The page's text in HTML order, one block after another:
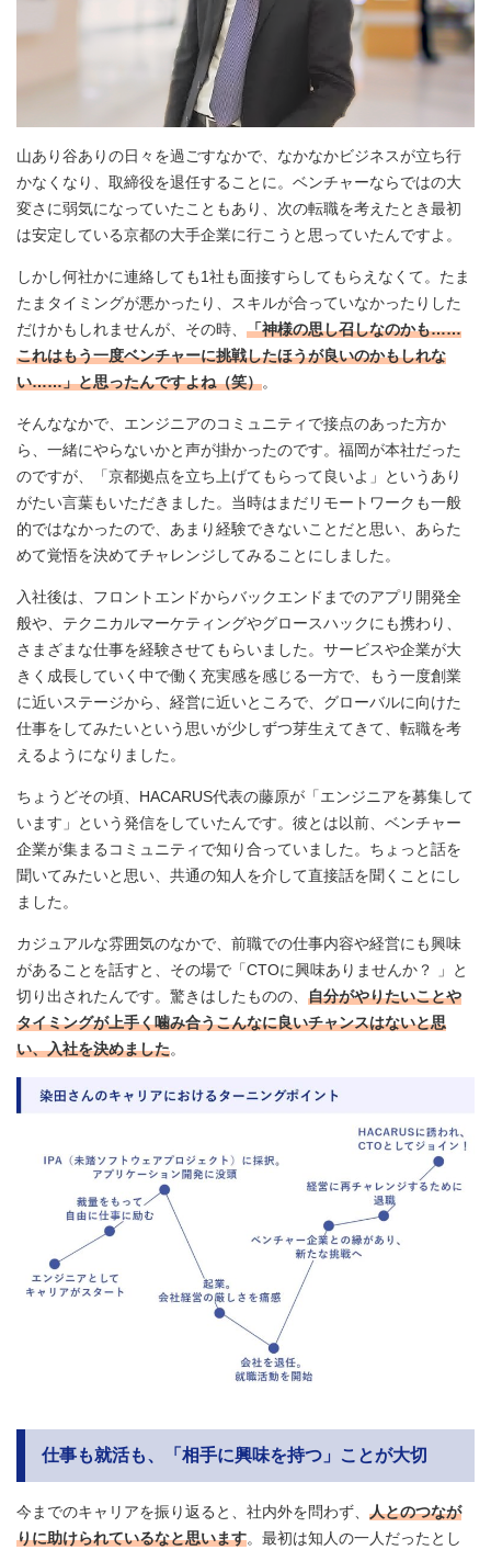
山あり谷ありの日々を過ごすなかで、なかなかビジネスが立ち行
かなくなり、取締役を退任することに。ベンチャーならではの大
変さに弱気になっていたこともあり、次の転職を考えたとき最初
は安定している京都の大手企業に行こうと思っていたんですよ。
しかし何社かに連絡しても1社も面接すらしてもらえなくて。たま
たまタイミングが悪かったり、スキルが合っていなかったりした
だけかもしれませんが、その時、 「神様の思し召しなのかも……
これはもう一度ベンチャーに挑戦したほうが良いのかもしれな
い……」と思ったんですよね（笑）。
そんななかで、エンジニアのコミュニティで接点のあった方か
ら、一緒にやらないかと声が掛かったのです。福岡が本社だった
のですが、「京都拠点を立ち上げてもらって良いよ」というあり
がたい言葉もいただきました。当時はまだリモートワークも一般
的ではなかったので、あまり経験できないことだと思い、あらた
めて覚悟を決めてチャレンジしてみることにしました。
入社後は、フロントエンドからバックエンドまでのアプリ開発全
般や、テクニカルマーケティングやグロースハックにも携わり、
さまざまな仕事を経験させてもらいました。サービスや企業が大
きく成長していく中で働く充実感を感じる一方で、もう一度創業
に近いステージから、経営に近いところで、グローバルに向けた
仕事をしてみたいという思いが少しずつ芽生えてきて、転職を考
えるようになりました。
ちょうどその頃、HACARUS代表の藤原が「エンジニアを募集して
います」という発信をしていたんです。彼とは以前、ベンチャー
企業が集まるコミュニティで知り合っていました。ちょっと話を
聞いてみたいと思い、共通の知人を介して直接話を聞くことにし
ました。
カジュアルな雰囲気のなかで、前職での仕事内容や経営にも興味
があることを話すと、その場で「CTOに興味ありませんか？ 」と
切り出されたんです。驚きはしたものの、 自分がやりたいことや
タイミングが上手く噛み合うこんなに良いチャンスはないと思
い、入社を決めました。
仕事も就活も、「相手に興味を持つ」ことが大切
今までのキャリアを振り返ると、社内外を問わず、 人とのつなが
りに助けられているなと思います。最初は知人の一人だったとし